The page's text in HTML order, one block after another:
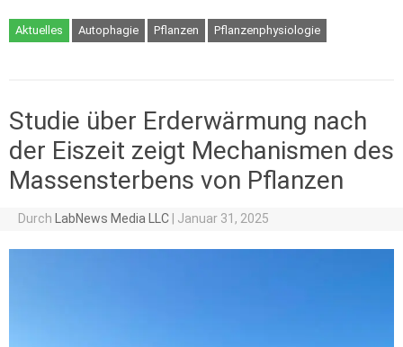
Aktuelles Autophagie Pflanzen Pflanzenphysiologie
Studie über Erderwärmung nach
der Eiszeit zeigt Mechanismen des
Massensterbens von Pflanzen
Durch LabNews Media LLC Januar 31, 2025